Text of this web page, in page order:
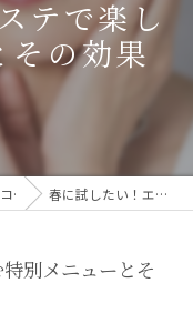
テで楽し
の効果
コラム 春に試したい！エステで楽しむ特別メニューとその効果
別メニューとそ